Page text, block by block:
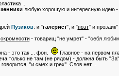
...
любую хорошую и интересную идею -
Пузиков: и "галерист", и "поэт" и
скромности- товарищ "не умрет" - "себя
- это так ... фон.
Главное - на первом
только не там (не рядом) - должна быть
говорится, "и смех и грех". Слов нет ...